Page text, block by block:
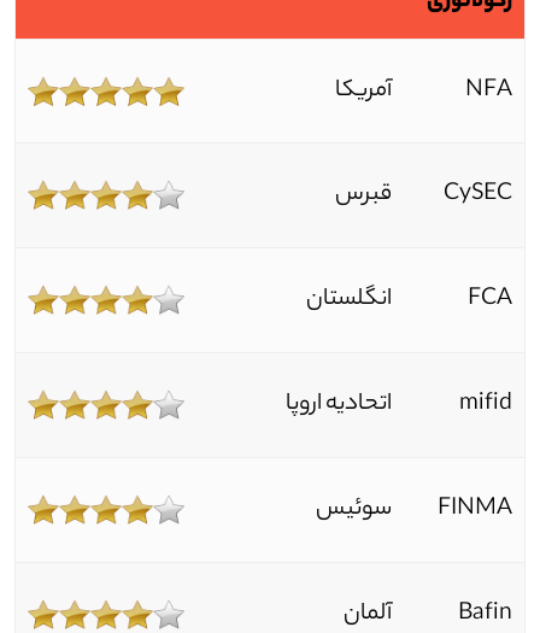
NFA آمریکا
CySEC قبرس
FCA انگلستان
mifid اتحادیه اروپا
FINMA سوئیس
Bafin آلمان